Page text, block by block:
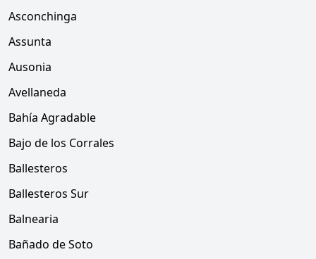
Asconchinga
Assunta
Ausonia
Avellaneda
Bahía Agradable
Bajo de los Corrales
Ballesteros
Ballesteros Sur
Balnearia
Bañado de Soto